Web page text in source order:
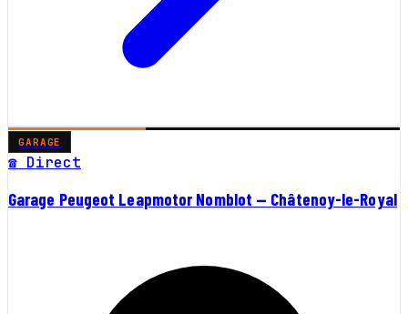
GARAGE
☎ Direct
Garage Peugeot Leapmotor Nomblot — Châtenoy-le-Royal